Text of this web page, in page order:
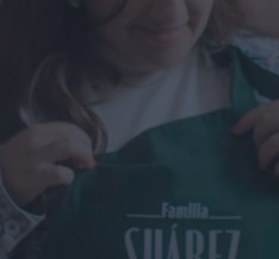
YA AL 62% DE LOS ESPAÑOLES
COMO NUEVA DIRECTORA COMERCIAL GLOBAL
PERSONALIZABLE INSPIRADA EN
CREATIVIDAD
PARA TRANSFORMAR EL PATRIMONIO
Y ASUME LA GESTIÓN DE SUS
EL PARAÍSO CANARIO EN SU ÚLTIMA CAMPAÑA